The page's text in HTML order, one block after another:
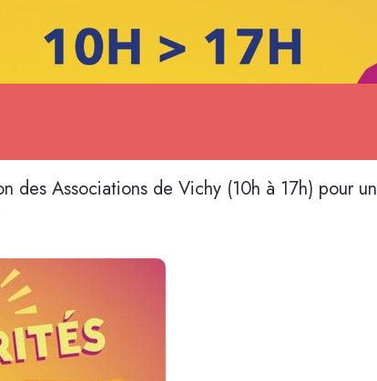
des Associations de Vichy (10h à 17h) pour